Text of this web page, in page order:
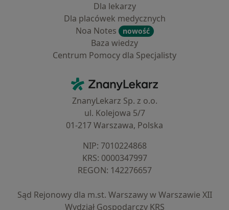
Dla lekarzy
Dla placówek medycznych
Noa Notes
nowość
Baza wiedzy
Centrum Pomocy dla Specjalisty
ZnanyLekarz - Strona główna
ZnanyLekarz Sp. z o.o.
ul. Kolejowa 5/7
01-217 Warszawa, Polska
NIP: ⁠7010224868
KRS: ⁠0000347997
REGON: ⁠142276657
Sąd Rejonowy dla m.st. Warszawy w Warszawie XII
Wydział Gospodarczy KRS